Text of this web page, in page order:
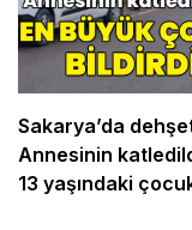
Sakarya’da
Annesinin
13 yaşındaki